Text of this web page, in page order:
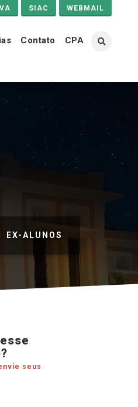
SIAC WEBMAIL
Contato CPA
EX-ALUNOS
seus